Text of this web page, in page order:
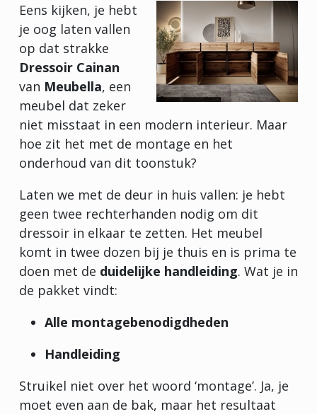
Eens kijken, je hebt
je oog laten vallen
op dat strakke
Dressoir Cainan
van Meubella, een
meubel dat zeker
niet misstaat in een modern interieur. Maar
hoe zit het met de montage en het
onderhoud van dit toonstuk?
Laten we met de deur in huis vallen: je hebt
geen twee rechterhanden nodig om dit
dressoir in elkaar te zetten. Het meubel
komt in twee dozen bij je thuis en is prima te
doen met de duidelijke handleiding. Wat je in
de pakket vindt:
Alle montagebenodigdheden
Handleiding
Struikel niet over het woord ‘montage’. Ja, je
moet even aan de bak, maar het resultaat